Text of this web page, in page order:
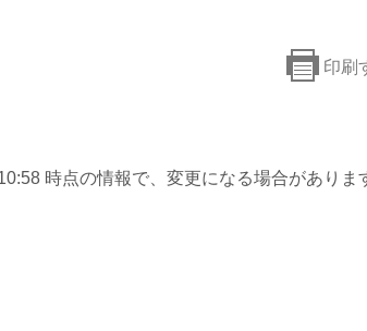
印刷
時点の情報で、変更になる場合がありま